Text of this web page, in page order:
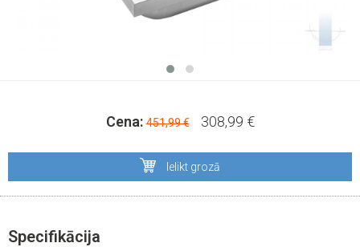
Cena:451,99 € 308,99 €
Ielikt grozā
Specifikācija